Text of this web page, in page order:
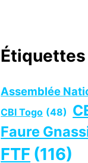
Étiquettes
Assemblée
CBI Togo (48)
Faure
FTF (116)